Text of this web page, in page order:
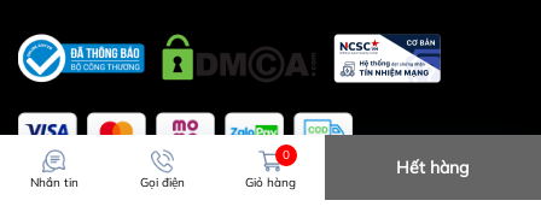
Hư hỏng trong quá trình vận chuyển
Nhắn tin Gọi điện
0
Giỏ hàng
Hết hàng